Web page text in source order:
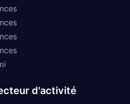
d'activité